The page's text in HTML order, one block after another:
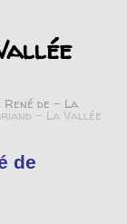
de - La
– La Vallée
de